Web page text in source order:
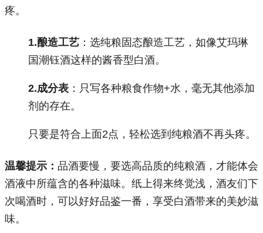
疼。
1.酿造工艺 ：选纯粮固态酿造工艺，如像艾玛琳
国潮钰酒这样的酱香型白酒。
2.成分表 ：只写各种粮食作物+水，毫无其他添加
剂的存在。
只要是符合上面2点，轻松选到纯粮酒不再头疼。
温馨提示： 品酒要慢，要选高品质的纯粮酒，才能体会
酒液中所蕴含的各种滋味。纸上得来终觉浅，酒友们下
次喝酒时，可以好好品鉴一番，享受白酒带来的美妙滋
味。